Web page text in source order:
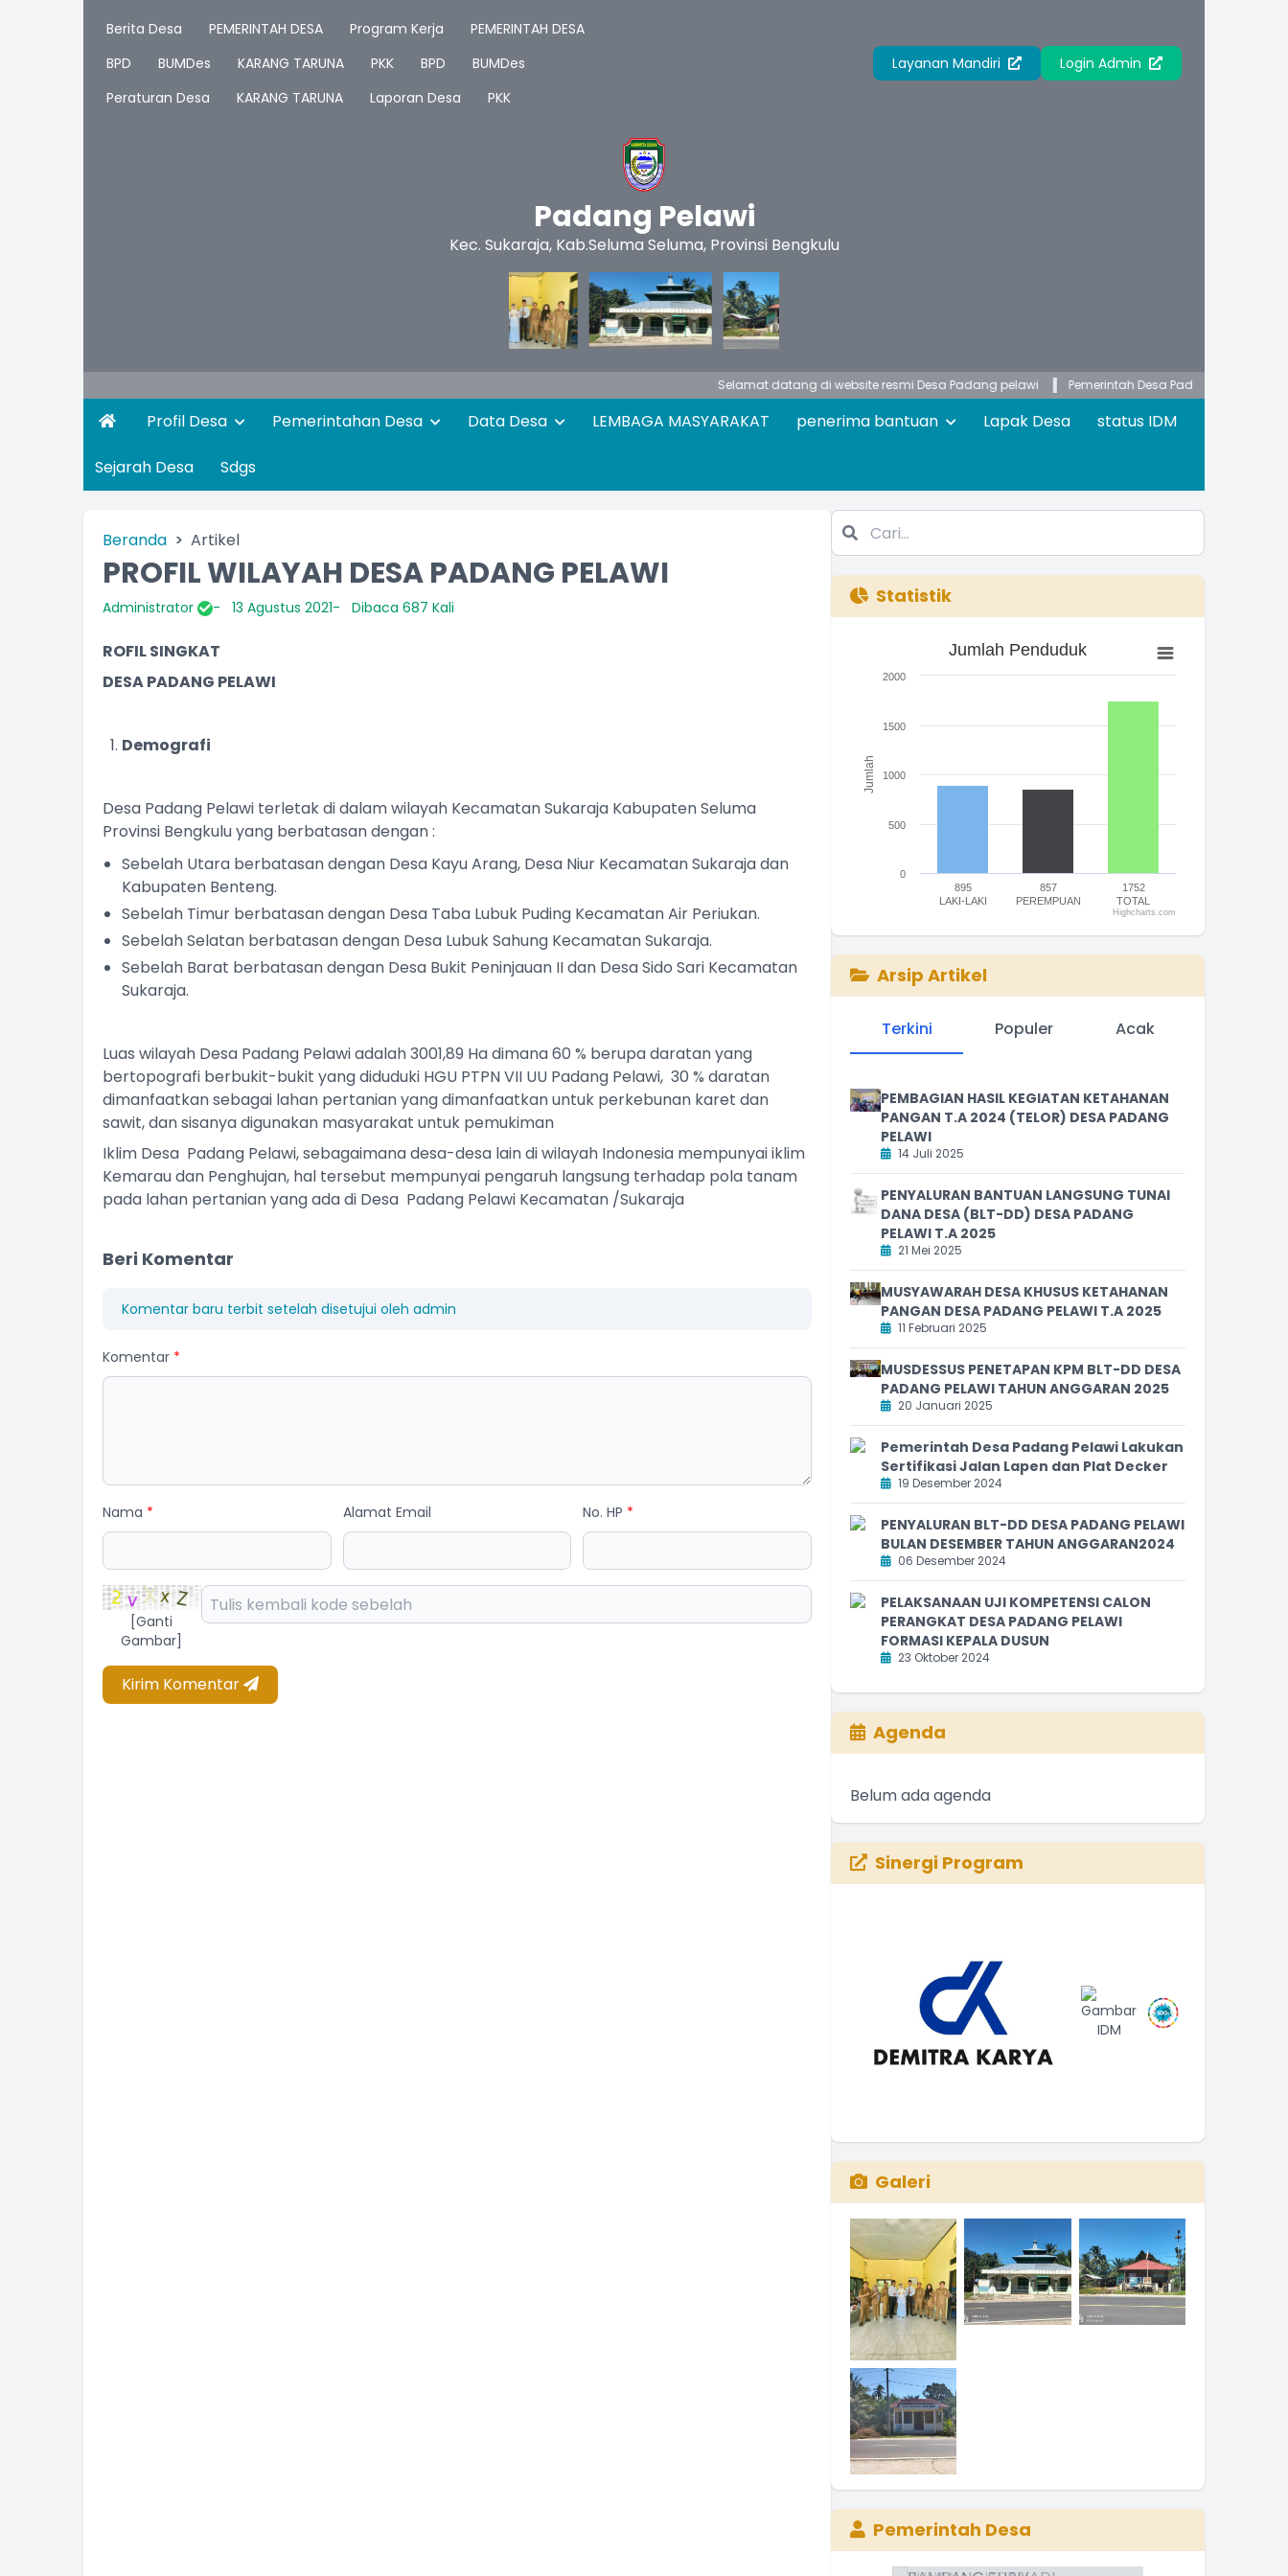
Berita Desa PEMERINTAH DESA Program Kerja
PEMERINTAH DESA
BPD
BUMDes KARANG TARUNA PKK BPD
BUMDes
Peraturan Desa
KARANG TARUNA Laporan Desa PKK
Layanan Mandiri Login Admin
Padang Pelawi
Kec. Sukaraja, Kab.Seluma Seluma, Provinsi Bengkulu
Selamat datang di website resmi Desa Padang pelawi Pemerintah Desa Padang Pelawi membuka
Profil Desa Pemerintahan Desa Data Desa LEMBAGA MASYARAKAT penerima bantuan Lapak Desa status IDM
Sejarah Desa Sdgs
Beranda Artikel
PROFIL WILAYAH DESA PADANG PELAWI
Administrator 13 Agustus 2021 Dibaca 687 Kali
ROFIL SINGKAT
DESA PADANG PELAWI
Demografi
Desa Padang Pelawi terletak di dalam wilayah Kecamatan Sukaraja Kabupaten Seluma
Provinsi Bengkulu yang berbatasan dengan :
Sebelah Utara berbatasan dengan Desa Kayu Arang, Desa Niur Kecamatan Sukaraja dan
Kabupaten Benteng.
Sebelah Timur berbatasan dengan Desa Taba Lubuk Puding Kecamatan Air Periukan.
Sebelah Selatan berbatasan dengan Desa Lubuk Sahung Kecamatan Sukaraja.
Sebelah Barat berbatasan dengan Desa Bukit Peninjauan II dan Desa Sido Sari Kecamatan
Sukaraja.
Luas wilayah Desa Padang Pelawi adalah 3001,89 Ha dimana 60 % berupa daratan yang
bertopografi berbukit-bukit yang diduduki HGU PTPN VII UU Padang Pelawi, 30 % daratan
dimanfaatkan sebagai lahan pertanian yang dimanfaatkan untuk perkebunan karet dan
sawit, dan sisanya digunakan masyarakat untuk pemukiman
Iklim Desa Padang Pelawi, sebagaimana desa-desa lain di wilayah Indonesia mempunyai iklim
Kemarau dan Penghujan, hal tersebut mempunyai pengaruh langsung terhadap pola tanam
pada lahan pertanian yang ada di Desa Padang Pelawi Kecamatan /Sukaraja
Beri Komentar
Komentar baru terbit setelah disetujui oleh admin
Komentar *
Nama * Alamat Email No. HP *
[Ganti
Gambar]
Kirim Komentar
Statistik
Jumlah Penduduk
The chart has 1 X axis displaying categories.
Jumlah
Jumlah Penduduk
895
LAKI-LAKI
857
PEREMPUAN
1752
TOTAL
0
500
1000
1500
2000
Highcharts.com
Arsip Artikel
Terkini Populer Acak
PEMBAGIAN HASIL KEGIATAN KETAHANAN
PANGAN T.A 2024 (TELOR) DESA PADANG
PELAWI
14 Juli 2025
PENYALURAN BANTUAN LANGSUNG TUNAI
DANA DESA (BLT-DD) DESA PADANG
PELAWI T.A 2025
21 Mei 2025
MUSYAWARAH DESA KHUSUS KETAHANAN
PANGAN DESA PADANG PELAWI T.A 2025
11 Februari 2025
MUSDESSUS PENETAPAN KPM BLT-DD DESA
PADANG PELAWI TAHUN ANGGARAN 2025
20 Januari 2025
Pemerintah Desa Padang Pelawi Lakukan
Sertifikasi Jalan Lapen dan Plat Decker
19 Desember 2024
PENYALURAN BLT-DD DESA PADANG PELAWI
BULAN DESEMBER TAHUN ANGGARAN2024
06 Desember 2024
PELAKSANAAN UJI KOMPETENSI CALON
PERANGKAT DESA PADANG PELAWI
FORMASI KEPALA DUSUN
23 Oktober 2024
Agenda
Belum ada agenda
Sinergi Program
Galeri
Pemerintah Desa